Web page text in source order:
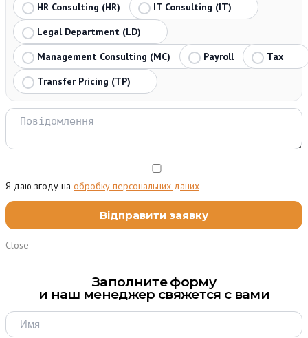
HR Consulting (HR)
IT Consulting (IT)
Legal Department (LD)
Management Consulting (MC)
Payroll
Tax
Transfer Pricing (TP)
Я даю згоду на обробку персональних даних
Close
Заполните форму
и наш менеджер свяжется с вами